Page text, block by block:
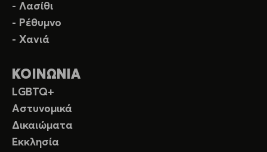
- Λασίθι
- Ρέθυμνο
- Χανιά
ΚΟΙΝΩΝΙΑ
LGBTQ+
Αστυνομικά
Δικαιώματα
Εκκλησία